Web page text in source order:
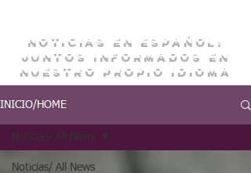
NOTICIAS EN ESPAÑOL:
JUNTOS INFORMADOS EN
NUESTRO PROPIO IDIOMA
INICIO/HOME
Noticias/ All News
Noticias/ All News